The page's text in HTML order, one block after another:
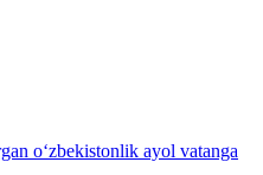
o‘zbekistonlik ayol vatanga